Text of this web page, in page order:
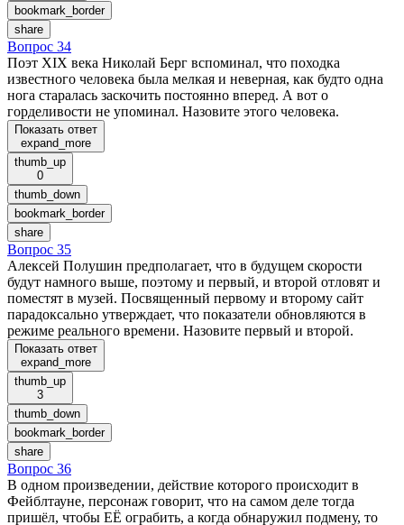
bookmark_border
share
Вопрос 34
Поэт XIX века Николай Берг вспоминал, что походка
известного человека была мелкая и неверная, как будто одна
нога старалась заскочить постоянно вперед. А вот о
горделивости не упоминал. Назовите этого человека.
Показать ответ
expand_more
thumb_up
0
thumb_down
bookmark_border
share
Вопрос 35
Алексей Полушин предполагает, что в будущем скорости
будут намного выше, поэтому и первый, и второй отловят и
поместят в музей. Посвященный первому и второму сайт
парадоксально утверждает, что показатели обновляются в
режиме реального времени. Назовите первый и второй.
Показать ответ
expand_more
thumb_up
3
thumb_down
bookmark_border
share
Вопрос 36
В одном произведении, действие которого происходит в
Фейблтауне, персонаж говорит, что на самом деле тогда
пришёл, чтобы ЕЁ ограбить, а когда обнаружил подмену, то